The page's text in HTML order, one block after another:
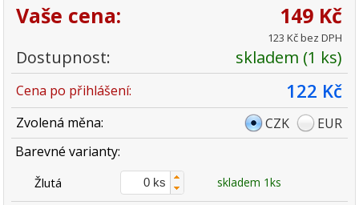
Vaše cena: 149 Kč
123 Kč bez DPH
Dostupnost: skladem (1 ks)
Cena po přihlášení: 122 Kč
Zvolená měna: CZK
EUR
Barevné varianty:
Žlutá skladem 1ks